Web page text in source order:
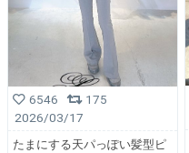
6546
175
2026/03/17
たまにする天パっぽい髪型ピ